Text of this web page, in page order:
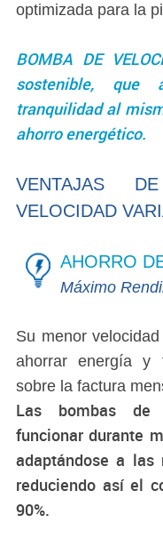
optimizada para la
BOMBA DE
sostenible, que
tranquilidad al
ahorro energético.
VENTAJAS
VELOCIDAD
AHORRO
Máximo
Su menor
ahorrar energía y
sobre la factura
Las bombas de
funcionar durante
adaptándose a las
reduciendo así el
90%.